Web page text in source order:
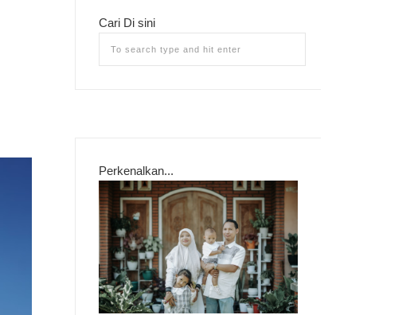
Cari Di sini
Perkenalkan...